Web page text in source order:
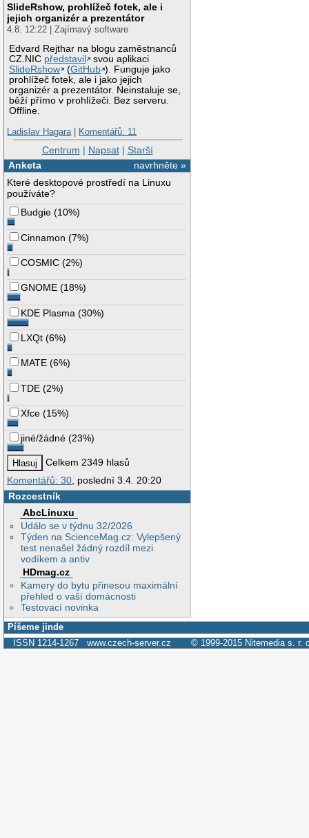
SlideRshow, prohlížeč fotek, ale i
jejich organizér a prezentátor
4.8. 12:22 | Zajímavý software
Edvard Rejthar na blogu zaměstnanců
CZ.NIC představil
svou aplikaci
SlideRshow
(GitHub ). Funguje jako
prohlížeč fotek, ale i jako jejich
organizér a prezentátor. Neinstaluje se,
běží přímo v prohlížeči. Bez serveru.
Offline.
Ladislav Hagara| Komentářů: 11
Centrum | Napsat| Starší
navrhněte »
Anketa
Které desktopové prostředí na Linuxu
používáte?
Budgie (10%)
Cinnamon (7%)
COSMIC (2%)
GNOME (18%)
KDE Plasma (30%)
LXQt (6%)
MATE (6%)
TDE (2%)
Xfce (15%)
jiné/žádné (23%)
Celkem 2349 hlasů
Komentářů: 30 , poslední 3.4. 20:20
Rozcestník
AbcLinuxu
Událo se v týdnu 32/2026
Týden na ScienceMag.cz: Vylepšený
test nenašel žádný rozdíl mezi
vodíkem a antiv
HDmag.cz
Kamery do bytu přinesou maximální
přehled o vaší domácnosti
Testovací novinka
Píšeme jinde
ISSN 1214-1267 www.czech-server.cz © 1999-2015 Nitemedia s. r.